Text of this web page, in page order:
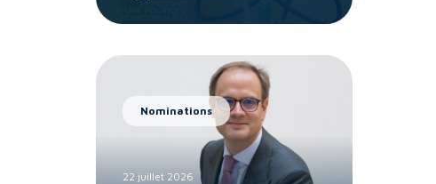
Nominations
22 juillet 2026